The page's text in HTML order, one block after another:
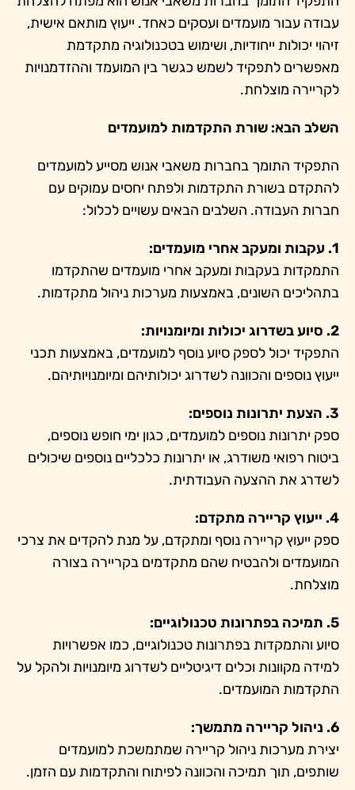
עבודה עבור מועמדים ועסקים כאחד. ייעוץ מותאם אישית,
זיהוי יכולות ייחודיות, ושימוש בטכנולוגיה מתקדמת
מאפשרים לתפקיד לשמש כגשר בין המועמד וההזדמנויות
לקריירה מוצלחת.
השלב הבא: שורת התקדמות למועמדים
התפקיד התומך בחברות משאבי אנוש מסייע למועמדים
להתקדם בשורת התקדמות ולפתח יחסים עמוקים עם
חברות העבודה. השלבים הבאים עשויים לכלול:
1. עקבות ומעקב אחרי מועמדים:
התמקדות בעקבות ומעקב אחרי מועמדים שהתקדמו
בתהליכים השונים, באמצעות מערכות ניהול מתקדמות.
2. סיוע בשדרוג יכולות ומיומנויות:
התפקיד יכול לספק סיוע נוסף למועמדים, באמצעות תכני
ייעוץ נוספים והכוונה לשדרוג יכולותיהם ומיומנויותיהם.
3. הצעת יתרונות נוספים:
ספק יתרונות נוספים למועמדים, כגון ימי חופש נוספים,
ביטוח רפואי משודרג, או יתרונות כלכליים נוספים שיכולים
לשדרג את ההצעה העבודתית.
4. ייעוץ קריירה מתקדם:
ספק ייעוץ קריירה נוסף ומתקדם, על מנת להקדים את צרכי
המועמדים ולהבטיח שהם מתקדמים בקריירה בצורה
מוצלחת.
5. תמיכה בפתרונות טכנולוגיים:
סיוע והתמקדות בפתרונות טכנולוגיים, כמו אפשרויות
למידה מקוונות וכלים דיגיטליים לשדרוג מיומנויות ולהקל על
התקדמות המועמדים.
6. ניהול קריירה מתמשך:
יצירת מערכות ניהול קריירה שמתמשכת למועמדים
שותפים, תוך תמיכה והכוונה לפיתוח והתקדמות עם הזמן.